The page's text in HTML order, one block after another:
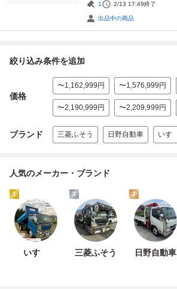
1 2/13 17:49終了
出品中の商品
絞り込み条件を追加
価格
〜1,162,999円 〜1,576,999円
〜2,190,999円 〜2,209,999円
ブランド 三菱ふそう 日野自動車 いすゞ
人気のメーカー・ブランド
1
いすゞ
2
三菱ふそう
3
日野自動車